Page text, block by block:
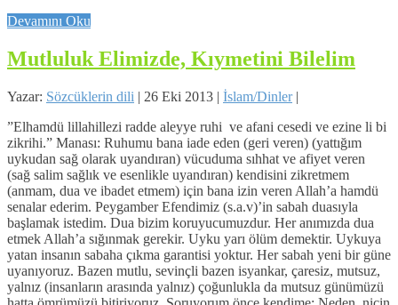
Devamını Oku
Mutluluk Elimizde, Kıymetini Bilelim
Yazar: Sözcüklerin dili | 26 Eki 2013 | İslam/Dinler|
”Elhamdü lillahillezi radde aleyye ruhi ve afani cesedi ve ezine li bi
zikrihi.” Manası: Ruhumu bana iade eden (geri veren) (yattığım
uykudan sağ olarak uyandıran) vücuduma sıhhat ve afiyet veren
(sağ salim sağlık ve esenlikle uyandıran) kendisini zikretmem
(anmam, dua ve ibadet etmem) için bana izin veren Allah’a hamdü
senalar ederim. Peygamber Efendimiz (s.a.v)’in sabah duasıyla
başlamak istedim. Dua bizim koruyucumuzdur. Her anımızda dua
etmek Allah’a sığınmak gerekir. Uyku yarı ölüm demektir. Uykuya
yatan insanın sabaha çıkma garantisi yoktur. Her sabah yeni bir güne
uyanıyoruz. Bazen mutlu, sevinçli bazen isyankar, çaresiz, mutsuz,
yalnız (insanların arasında yalnız) çoğunlukla da mutsuz günümüzü